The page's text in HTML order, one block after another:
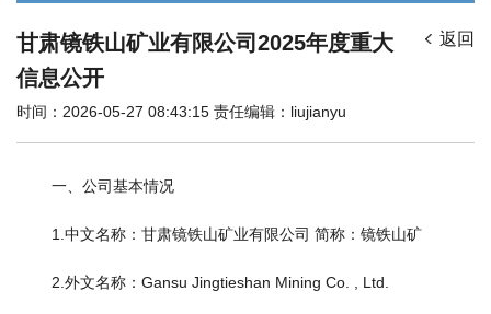
甘肃镜铁山矿业有限公司2025年度重大
信息公开
时间：2026-05-27 08:43:15 责任编辑：liujianyu
返回
一、公司基本情况
1.中文名称：甘肃镜铁山矿业有限公司 简称：镜铁山矿
2.外文名称：Gansu Jingtieshan Mining Co. , Ltd.